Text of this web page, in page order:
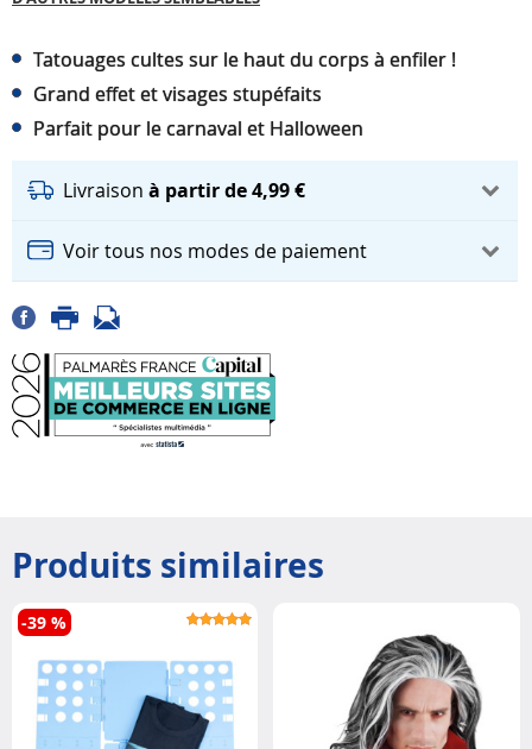
Tatouages cultes sur le haut du corps à enfiler !
Grand effet et visages stupéfaits
Parfait pour le carnaval et Halloween
Livraison à partir de 4,99 €
Voir tous nos modes de paiement
Produits similaires
-39 %